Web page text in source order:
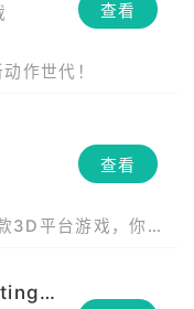
查看
作世代！
查看
3D平台游戏，你将
Star Blaster: Shooting Game